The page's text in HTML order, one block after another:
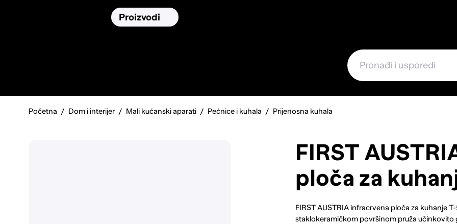
Proizvodi
Početna Dom i interijer Mali kućanski aparati Pećnice i kuhala Prijenosna kuhala
FIRST
ploča za
FIRST AUSTRIA infracrvena ploča za kuhanje
staklokeramičkom površinom pruža učinkovito